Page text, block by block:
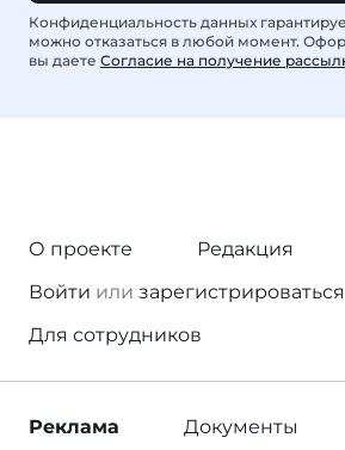
Конфиденциальность данных
можно отказаться в любой момент.
вы даете Согласие на получение
О проекте
Редакция
Войти или зарегистрироваться
Для сотрудников
Реклама Документы